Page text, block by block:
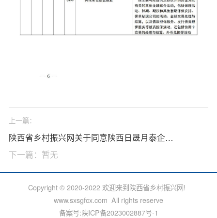
上一篇：
陕西省乡村振兴网关于同意陕西日晟月泰企业服务有限公司人驻省网开展企业挂牌上市服务的通知
下一篇：暂无
Copyright © 2020-2022 欢迎来到陕西省乡村振兴网!
www.sxsgfcx.com All rights reserve
备案号:陕ICP备2023002887号-1